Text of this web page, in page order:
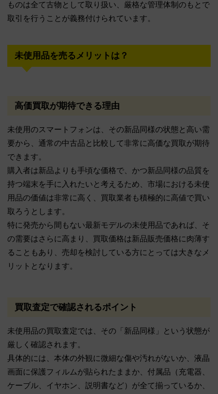
ものは全て古物として取り扱い、厳格な管理体制のもとで
取引を行うことが義務付けられています。
未使用品を売るメリットは？
高価買取が期待できる理由
未使用のスマートフォンは、その新品同様の状態と高い需
要から、通常の中古品と比較して非常に高価な買取が期待
できます。
購入者は新品よりも手頃な価格で、かつ新品同様の品質を
持つ端末を手に入れたいと考えるため、市場における未使
用品の価値は非常に高く、買取業者も積極的に高値で買い
取ろうとします。
特に発売から間もない最新モデルの未使用品であれば、そ
の需要はさらに高まり、買取価格は新品販売価格に肉薄す
ることもあり、売却を検討している方にとっては大きなメ
リットとなります。
買取査定で確認されるポイント
未使用品の買取査定では、その「新品同様」という状態が
厳しく確認されます。
具体的には、本体の外観に微細な傷や汚れがないか、液晶
画面に保護フィルムが貼られたままか、付属品（充電器、
ケーブル、イヤホン、説明書など）が全て揃っているか、